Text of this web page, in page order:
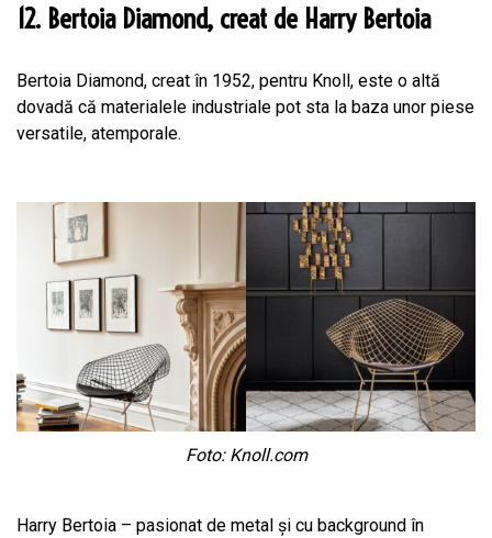
12. Bertoia Diamond, creat de Harry Bertoia
Bertoia Diamond, creat în 1952, pentru Knoll, este o altă
dovadă că materialele industriale pot sta la baza unor piese
versatile, atemporale.
Foto: Knoll.com
Harry Bertoia – pasionat de metal și cu background în